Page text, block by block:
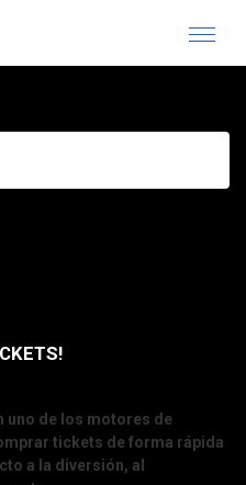
uno de los motores de
tickets de forma rápida
a la diversión, al